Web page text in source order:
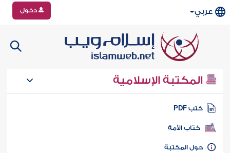
عربي دخول
المكتبة الإسلامية
كتب PDF
كتاب الأمة